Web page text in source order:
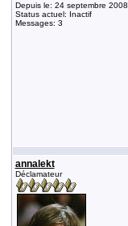
Depuis le: 24 septembre 2008
Status actuel: Inactif
Messages: 3
annalekt
Déclamateur